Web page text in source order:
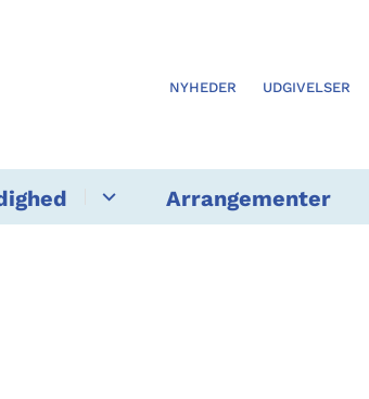
NYHEDER UDGIVELSER
Arrangementer